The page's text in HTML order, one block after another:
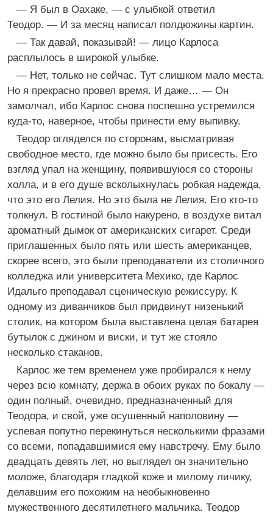
— Я был в Оахаке, — с улыбкой ответил
Теодор. — И за месяц написал полдюжины картин.
— Так давай, показывай! — лицо Карлоса
расплылось в широкой улыбке.
— Нет, только не сейчас. Тут слишком мало места.
Но я прекрасно провел время. И даже… — Он
замолчал, ибо Карлос снова поспешно устремился
куда-то, наверное, чтобы принести ему выпивку.
Теодор огляделся по сторонам, высматривая
свободное место, где можно было бы присесть. Его
взгляд упал на женщину, появившуюся со стороны
холла, и в его душе всколыхнулась робкая надежда,
что это его Лелия. Но это была не Лелия. Его кто-то
толкнул. В гостиной было накурено, в воздухе витал
ароматный дымок от американских сигарет. Среди
приглашенных было пять или шесть американцев,
скорее всего, это были преподаватели из столичного
колледжа или университета Мехико, где Карлос
Идальго преподавал сценическую режиссуру. К
одному из диванчиков был придвинут низенький
столик, на котором была выставлена целая батарея
бутылок с джином и виски, и тут же стояло
несколько стаканов.
Карлос же тем временем уже пробирался к нему
через всю комнату, держа в обоих руках по бокалу —
один полный, очевидно, предназначенный для
Теодора, и свой, уже осушенный наполовину —
успевая попутно перекинуться несколькими фразами
со всеми, попадавшимися ему навстречу. Ему было
двадцать девять лет, но выглядел он значительно
моложе, благодаря гладкой коже и милому личику,
делавшим его похожим на необыкновенно
мужественного десятилетнего мальчика. Теодор